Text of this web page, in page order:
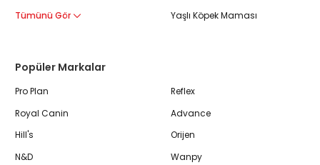
Tümünü Gör
Yaşlı Köpek Maması
Popüler Markalar
Pro Plan
Royal Canin
Hill's
N&D
Reflex
Advance
Orijen
Wanpy